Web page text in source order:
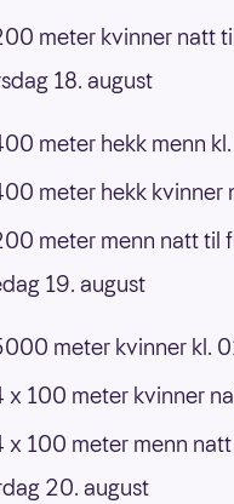
meter kvinner natt
18. august
meter hekk menn
meter hekk kvinner
meter menn natt til
19. august
meter kvinner kl.
x 100 meter kvinner
x 100 meter menn
20. august